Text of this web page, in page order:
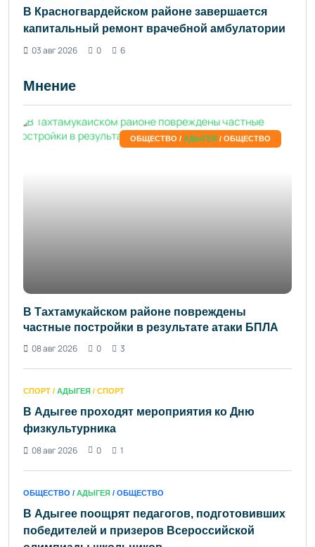
В Красногвардейском районе завершается
капитальный ремонт врачебной амбулатории
03 авг 2026
0 6
Мнение
ОБЩЕСТВО / АДЫГЕЯ / ОБЩЕСТВО
В Тахтамукайском районе повреждены
частные постройки в результате атаки БПЛА
08 авг 2026
0 3
СПОРТ / АДЫГЕЯ / СПОРТ
В Адыгее проходят мероприятия ко Дню
физкультурника
08 авг 2026
0 1
ОБЩЕСТВО / АДЫГЕЯ / ОБЩЕСТВО
В Адыгее поощрят педагогов, подготовивших
победителей и призеров Всероссийской